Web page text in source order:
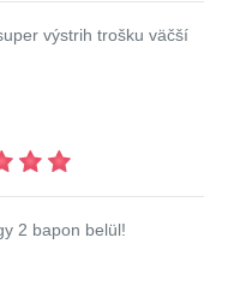
výstrih trošku väčší
2 bapon belül!